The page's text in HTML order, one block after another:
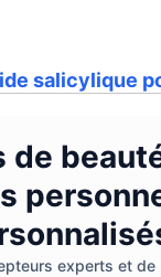
salicylique
de
experts et